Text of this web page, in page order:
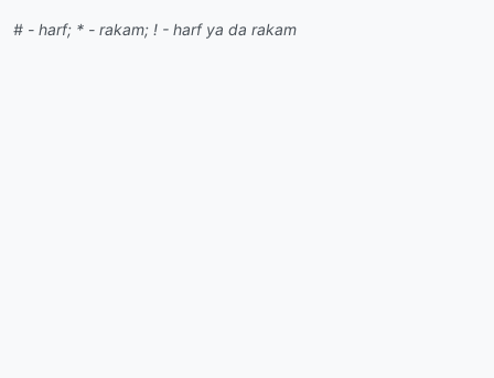
# - harf; * - rakam; ! - harf ya da rakam